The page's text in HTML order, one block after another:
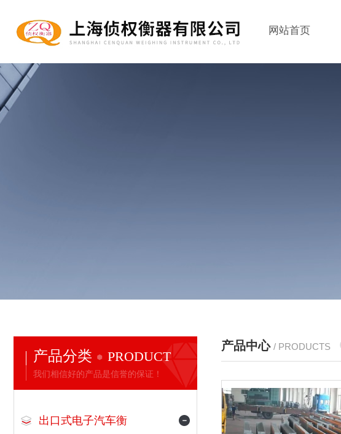
网站首页
产品分类 PRODUCT
我们相信好的产品是信誉的保证！
出口式电子汽车衡
产品中心 / PRODUCTS